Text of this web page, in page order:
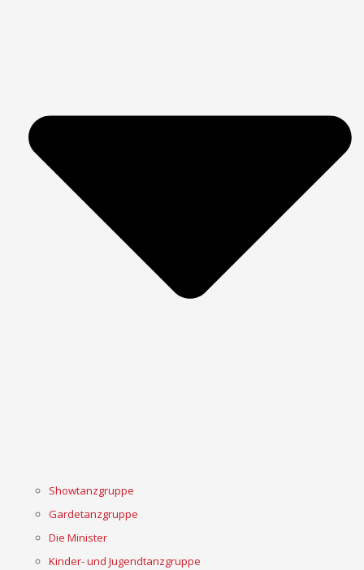
Showtanzgruppe
Gardetanzgruppe
Die Minister
Kinder- und Jugendtanzgruppe